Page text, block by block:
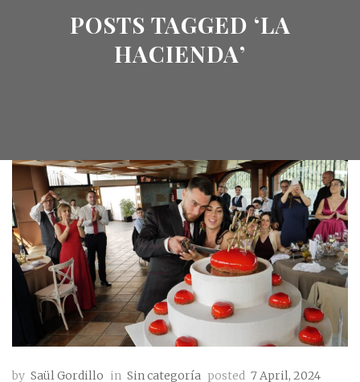
POSTS TAGGED ‘LA
HACIENDA’
by Saül Gordillo in Sin categoría posted 7 April, 2024